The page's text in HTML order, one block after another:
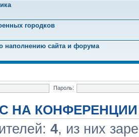
городков
наполнению сайта и форума
Пароль:
НА КОНФЕРЕНЦИИ
4, из них